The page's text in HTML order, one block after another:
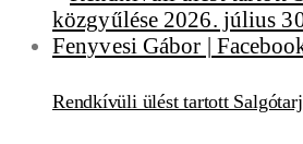
Rendkívüli ülést tartott